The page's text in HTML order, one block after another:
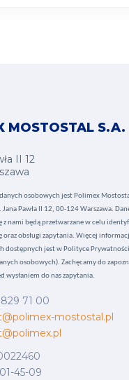
MOSTOSTAL S.A.
II 12
osobowych jest Polimex
Jana Pawła II 12, 00-124 Warszawa.
z nami będą przetwarzane w celu
oraz obsługi zapytania. Więcej
dostępnych jest w Polityce
osobowych). Zachęcamy do
wysłaniem do nas zapytania.
71 00
mostostal.pl
45-09